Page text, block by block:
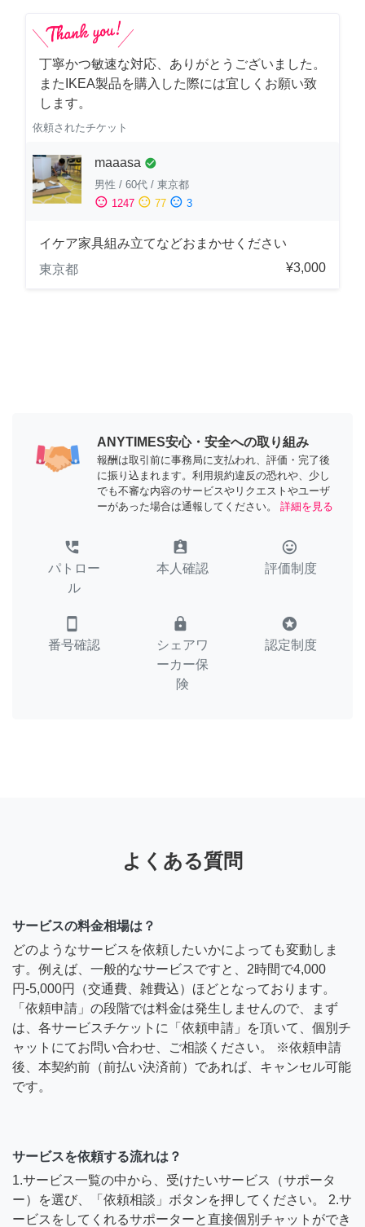
丁寧かつ敏速な対応、ありがとうございました。
またIKEA製品を購入した際には宜しくお願い致
します。
依頼されたチケット
maaasa check_circle
男性 / 60代 / 東京都
sentiment_satisfied 1247 sentiment_neutral 77 sentiment_dissatisfied 3
イケア家具組み立てなどおまかせください
東京都
¥3,000
ANYTIMES安心・安全への取り組み
報酬は取引前に事務局に支払われ、評価・完了後
に振り込まれます。利用規約違反の恐れや、少し
でも不審な内容のサービスやリクエストやユーザ
ーがあった場合は通報してください。
詳細を見る
perm_phone_msg
パトロー
ル
assignment_ind
本人確認
tag_faces
評価制度
smartphone
番号確認
lock
シェアワ
ーカー保
険
stars
認定制度
よくある質問
サービスの料金相場は？
どのようなサービスを依頼したいかによっても変動しま
す。例えば、一般的なサービスですと、2時間で4,000
円-5,000円（交通費、雑費込）ほどとなっております。
「依頼申請」の段階では料金は発生しませんので、まず
は、各サービスチケットに「依頼申請」を頂いて、個別チ
ャットにてお問い合わせ、ご相談ください。 ※依頼申請
後、本契約前（前払い決済前）であれば、キャンセル可能
です。
サービスを依頼する流れは？
1.サービス一覧の中から、受けたいサービス（サポータ
ー）を選び、「依頼相談」ボタンを押してください。 2.サ
ービスをしてくれるサポーターと直接個別チャットができ